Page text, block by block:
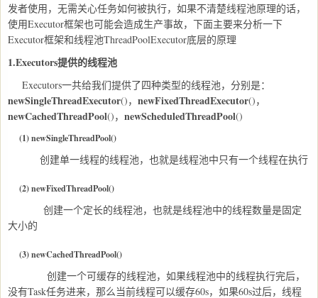
发者使用，无需关心任务如何被执行，如果不清楚线程池原理的话，
使用Executor框架也可能会造成生产事故，下面主要来分析一下
Executor框架和线程池ThreadPoolExecutor底层的原理
1.Executors提供的线程池
Executors一共给我们提供了四种类型的线程池，分别是：
newSingleThreadExecutor()， newFixedThreadExecutor()，
newCachedThreadPool()， newScheduledThreadPool()
(1) newSingleThreadPool()
创建单一线程的线程池，也就是线程池中只有一个线程在执行
(2) newFixedThreadPool()
创建一个定长的线程池，也就是线程池中的线程数量是固定
大小的
(3)newCachedThreadPool()
创建一个可缓存的线程池，如果线程池中的线程执行完后，
没有Task任务进来，那么当前线程可以缓存60s，如果60s过后，线程